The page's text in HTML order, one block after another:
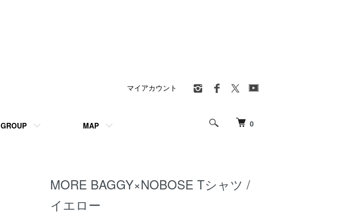
0
GROUP MAP
マイアカウント
MORE BAGGY×NOBOSE Tシャツ /
イエロー